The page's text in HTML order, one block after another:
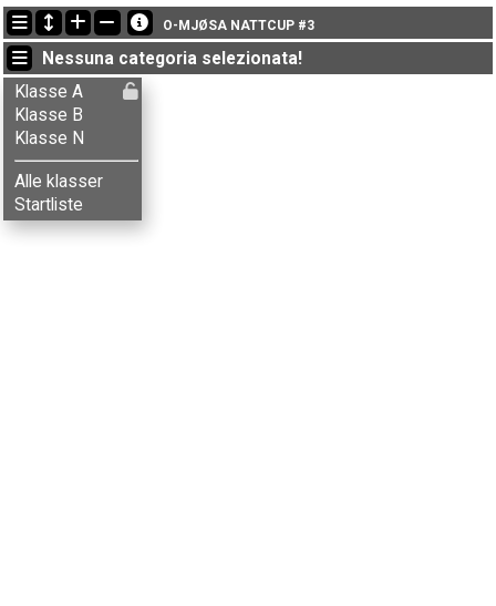
Ultimi aggiornamenti
18:34:46: Adrian Opheim (Klasse A) got new status: SQ
18:34:46: Aksel T. Fingarsen (Klasse A) è arrivato con il tempo: 41:42 (11)
18:34:46: Annar E. Solerød (Klasse A) è arrivato con il tempo: 39:11 (8)
O-MJØSA NATTCUP #3
Nessuna categoria selezionata!
Klasse A
Klasse B
Klasse N
Alle klasser
Startliste